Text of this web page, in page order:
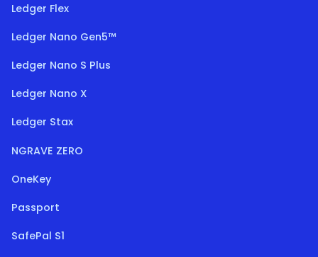
Ledger Flex
Ledger Nano Gen5™
Ledger Nano S Plus
Ledger Nano X
Ledger Stax
NGRAVE ZERO
OneKey
Passport
SafePal S1